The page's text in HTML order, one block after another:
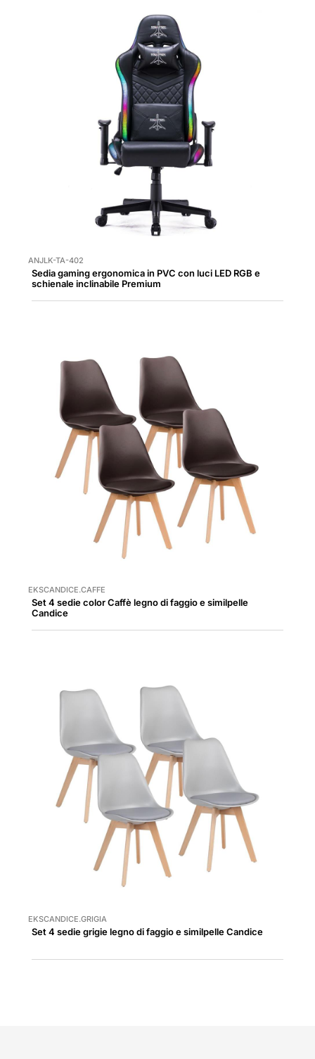
ANJLK-TA-402
Sedia gaming ergonomica in PVC con luci LED RGB e
schienale inclinabile Premium
EKSCANDICE.CAFFE
Set 4 sedie color Caffè legno di faggio e similpelle
Candice
EKSCANDICE.GRIGIA
Set 4 sedie grigie legno di faggio e similpelle Candice